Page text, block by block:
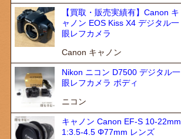
【買取・販売実績有】Canon キ
ャノン EOS Kiss X4 デジタル一
眼レフカメラ
Canon キャノン
Nikon ニコン D7500 デジタル一
眼レフカメラ ボディ
ニコン
キャノン Canon EF-S 10-22mm
1:3.5-4.5 Φ77mm レンズ